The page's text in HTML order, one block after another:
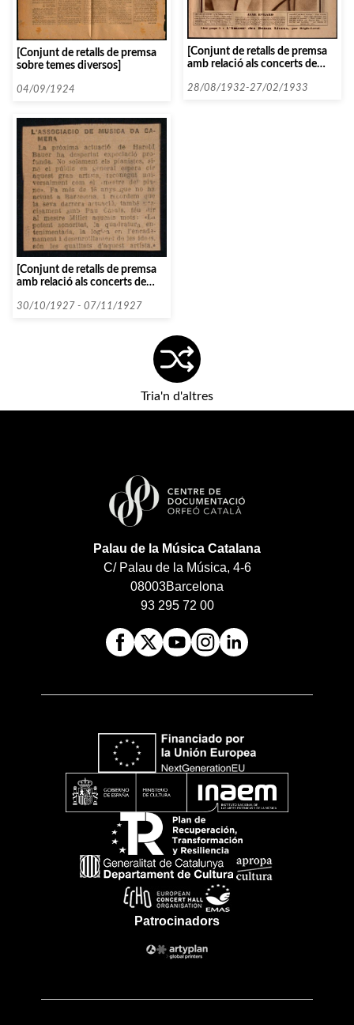
[Conjunt de retalls de premsa
sobre temes diversos]
04/09/1924
[Conjunt de retalls de premsa
amb relació als concerts de
28/08/1932-27/02/1933
[Conjunt de retalls de premsa
amb relació als concerts de
30/10/1927 - 07/11/1927
Tria'n d'altres
Palau de la Música Catalana
C/ Palau de la Música, 4-6
08003Barcelona
93 295 72 00
Patrocinadors